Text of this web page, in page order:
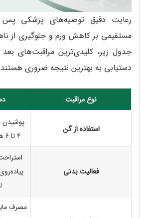
رعایت دقیق توصیه‌های پزشکی پس
مستقیمی بر کاهش ورم و جلوگیری از
جدول زیر، کلیدی‌ترین مراقبت‌های بعد
دستیابی به بهترین نتیجه ضروری
نوع مراقبت
استفاده از گن
۴ تا ۶ هفته جهت کاهش تورم
فعالیت بدنی
مصرف